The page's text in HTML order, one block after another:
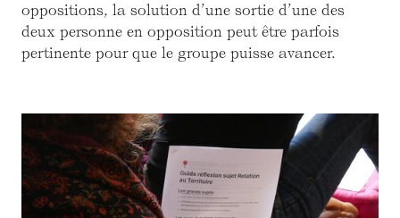
oppositions, la solution d’une sortie d’une des
deux personne en opposition peut être parfois
pertinente pour que le groupe puisse avancer.